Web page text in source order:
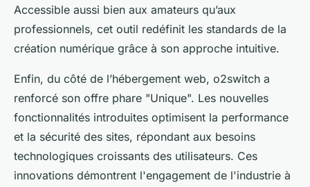
Accessible aussi bien aux amateurs qu’aux
professionnels, cet outil redéfinit les standards de la
création numérique grâce à son approche intuitive.
Enfin, du côté de l’hébergement web, o2switch a
renforcé son offre phare "Unique". Les nouvelles
fonctionnalités introduites optimisent la performance
et la sécurité des sites, répondant aux besoins
technologiques croissants des utilisateurs. Ces
innovations démontrent l'engagement de l'industrie à